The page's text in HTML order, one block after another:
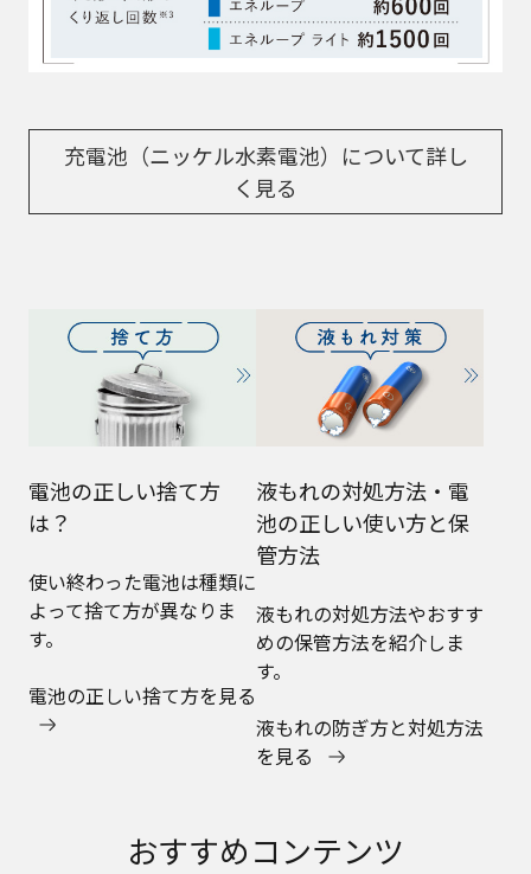
充電池（ニッケル水素電池）について詳し
く見る
電池の正しい捨て方
は？
使い終わった電池は種類に
よって捨て方が異なりま
す。
電池の正しい捨て方を見る
液もれの対処方法・電
池の正しい使い方と保
管方法
液もれの対処方法やおすす
めの保管方法を紹介しま
す。
液もれの防ぎ方と対処方法
を見る
おすすめコンテンツ